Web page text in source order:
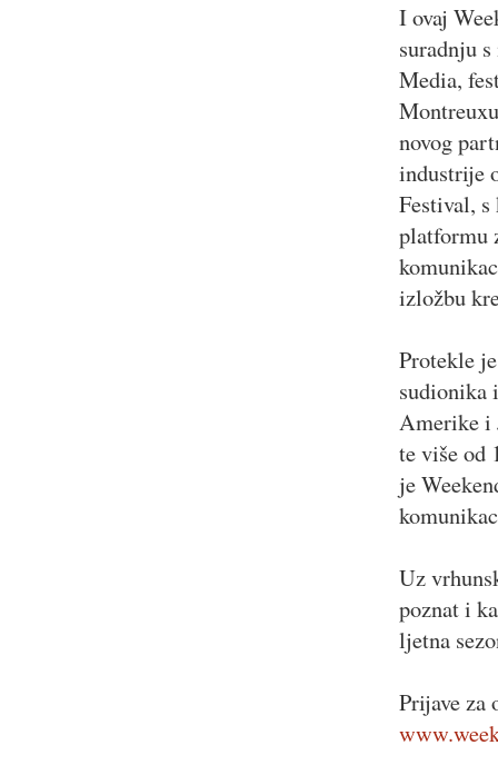
I ovaj
suradnju
Media,
novog
industrije
Festival,
platformu
izložbu
Protekle
sudionika
Amerike i
te više od
je
Uz
poznat i
ljetna
Prijave za